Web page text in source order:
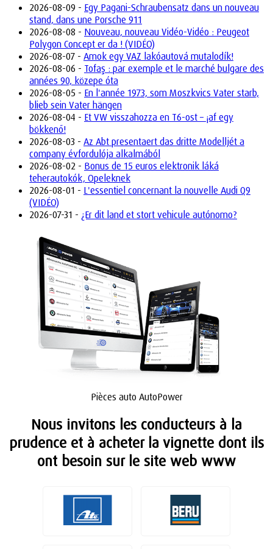
2026-08-09 - Egy Pagani-Schraubensatz dans un nouveau
stand, dans une Porsche 911
2026-08-08 - Nouveau, nouveau Vidéo-Vidéo : Peugeot
Polygon Concept er da ! (VIDÉO)
2026-08-07 - Amok egy VAZ lakóautová mutalodík!
2026-08-06 - Tofaş : par exemple et le marché bulgare des
années 90, közepe óta
2026-08-05 - En l'année 1973, som Moszkvics Vater starb,
blieb sein Vater hängen
2026-08-04 - Et VW visszahozza en T6-ost – ¡af egy
bökkenő!
2026-08-03 - Az Abt presentaert das dritte Modelljét a
company évfordulója alkalmából
2026-08-02 - Bonus de 15 euros elektronik láká
teherautokók, Opeleknek
2026-08-01 - L'essentiel concernant la nouvelle Audi Q9
(VIDÉO)
2026-07-31 - ¿Er dit land et stort vehicule autónomo?
Pièces auto AutoPower
Nous invitons les conducteurs à la
prudence et à acheter la vignette dont ils
ont besoin sur le site web www